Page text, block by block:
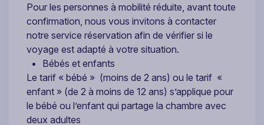
Pour les personnes à mobilité réduite, avant toute
confirmation, nous vous invitons à contacter
notre service réservation afin de vérifier si le
voyage est adapté à votre situation.
Bébés et enfants
Le tarif « bébé » (moins de 2 ans) ou le tarif «
enfant » (de 2 à moins de 12 ans) s’applique pour
le bébé ou l’enfant qui partage la chambre avec
deux adultes